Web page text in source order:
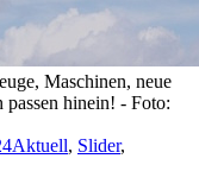
Maschinen, neue
passen hinein! - Foto:
Aktuell, Slider,